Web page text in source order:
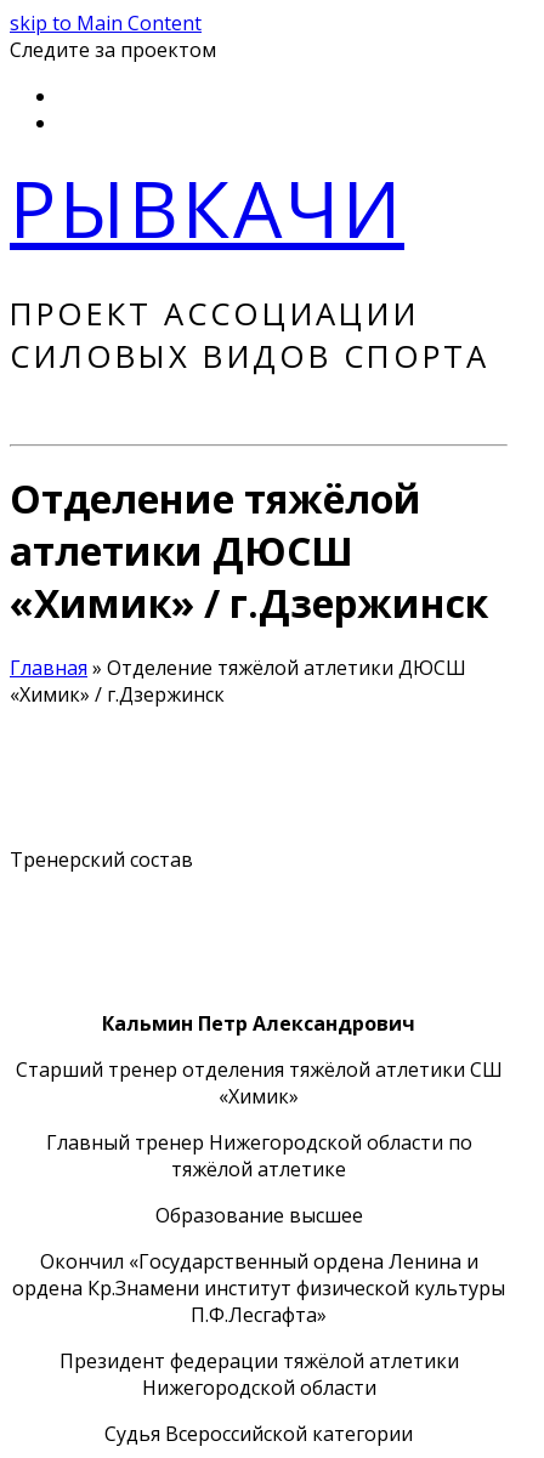
skip to Main Content
Следите за проектом
РЫВКАЧИ
ПРОЕКТ АССОЦИАЦИИ
СИЛОВЫХ ВИДОВ СПОРТА
Отделение тяжёлой
атлетики ДЮСШ
«Химик» / г.Дзержинск
Главная » Отделение тяжёлой атлетики ДЮСШ
«Химик» / г.Дзержинск
Тренерский состав
Кальмин Петр Александрович
Старший тренер отделения тяжёлой атлетики СШ
«Химик»
Главный тренер Нижегородской области по
тяжёлой атлетике
Образование высшее
Окончил «Государственный ордена Ленина и
ордена Кр.Знамени институт физической культуры
П.Ф.Лесгафта»
Президент федерации тяжёлой атлетики
Нижегородской области
Судья Всероссийской категории